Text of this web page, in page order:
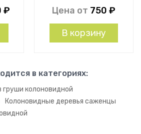
₽ Цена от 750 ₽
В корзину
в категориях:
колоновидной
Колоновидные деревья саженцы